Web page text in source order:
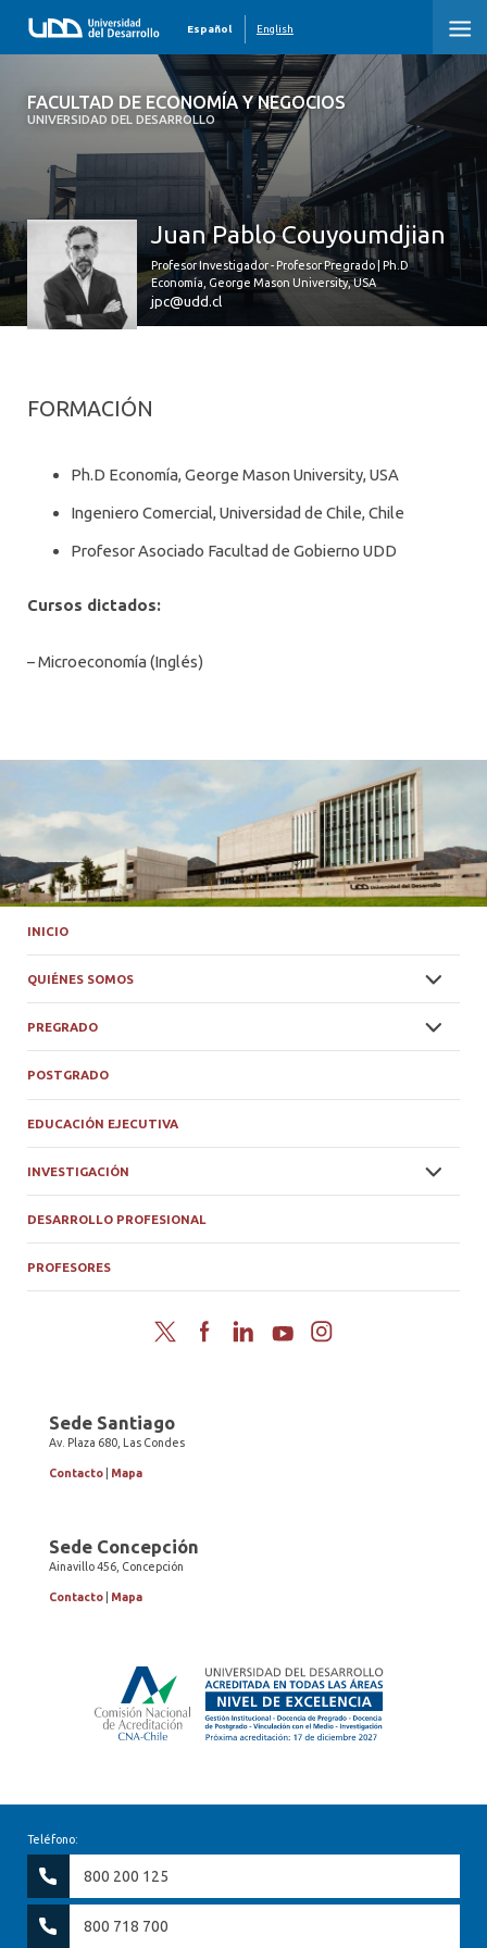
FACULTAD DE ECONOMÍA Y NEGOCIOS
UNIVERSIDAD DEL DESARROLLO
Español English
FACULTAD DE ECONOMÍA Y NEGOCIOS
QUIÉNES SOMOS
PREGRADO
POSTGRADO
Juan Pablo Couyoumdjian
Profesor Investigador - Profesor Pregrado | Ph.D
Economía, George Mason University, USA
jpc@udd.cl
FORMACIÓN
Ph.D Economía, George Mason University, USA
Ingeniero Comercial, Universidad de Chile, Chile
Profesor Asociado Facultad de Gobierno UDD
Cursos dictados:
– Microeconomía (Inglés)
INICIO
QUIÉNES SOMOS
PREGRADO
POSTGRADO
EDUCACIÓN EJECUTIVA
INVESTIGACIÓN
DESARROLLO PROFESIONAL
PROFESORES
Twitter FacebookLinkedInYouTubeInstagram
Sede Santiago
Av. Plaza 680, Las Condes
Contacto Mapa
Sede Concepción
Ainavillo 456, Concepción
Contacto Mapa
Teléfono:
800 200 125
800 718 700